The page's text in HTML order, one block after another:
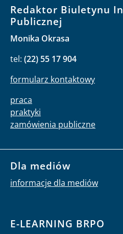
Redaktor Biuletynu
Publicznej
Monika Okrasa
tel: (22) 55 17 904
formularz kontaktowy
praca
praktyki
zamówienia publiczne
Dla mediów
informacje dla mediów
E-LEARNING BRPO